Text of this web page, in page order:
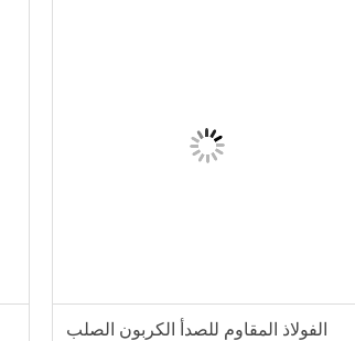
الفولاذ المقاوم للصدأ الكربون الصلب